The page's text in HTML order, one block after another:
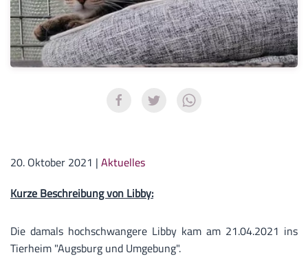
20. Oktober 2021 | Aktuelles
Kurze Beschreibung von Libby:
Die damals hochschwangere Libby kam am 21.04.2021 ins
Tierheim "Augsburg und Umgebung".